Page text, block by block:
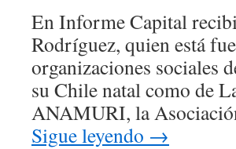
En Informe Capital
Rodríguez, quien está
organizaciones sociales
su Chile natal como de
ANAMURI, la
Sigue leyendo →